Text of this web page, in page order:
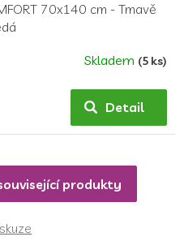
70x140 cm - Tmavě
Skladem (5 ks)
Detail
produkty